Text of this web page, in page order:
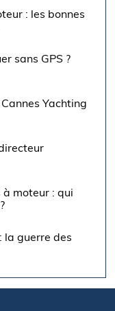
: les bonnes
sans GPS ?
Yachting
moteur : qui
la guerre des